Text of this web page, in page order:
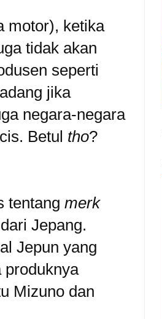
motor), ketika
tidak akan
seperti
jika
negara-negara
Betul tho?
tentang merk
Jepang.
Jepun yang
produknya
Mizuno dan